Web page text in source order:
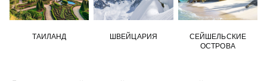
ТАИЛАНД ШВЕЙЦАРИЯ
СЕЙШЕЛЬСКИЕ
ОСТРОВА